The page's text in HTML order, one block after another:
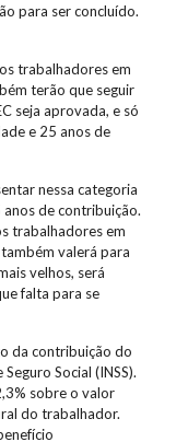
para ser concluído.
trabalhadores em
terão que seguir
seja aprovada, e só
e 25 anos de
nessa categoria
de contribuição.
trabalhadores em
valerá para
velhos, será
falta para se
da contribuição do
Social (INSS).
sobre o valor
do trabalhador.